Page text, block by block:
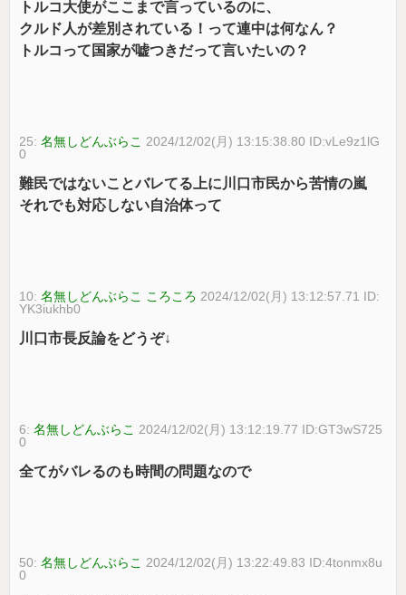
トルコ大使がここまで言っているのに、
クルド人が差別されている！って連中は何なん？
トルコって国家が嘘つきだって言いたいの？
25:名無しどんぶらこ 2024/12/02(月) 13:15:38.80 ID:vLe9z1lG
0
難民ではないことバレてる上に川口市民から苦情の嵐
それでも対応しない自治体って
10:名無しどんぶらこ ころころ 2024/12/02(月) 13:12:57.71 ID:
YK3iukhb0
川口市長反論をどうぞ↓
6:名無しどんぶらこ 2024/12/02(月) 13:12:19.77 ID:GT3wS725
0
全てがバレるのも時間の問題なので
50:名無しどんぶらこ 2024/12/02(月) 13:22:49.83 ID:4tonmx8u
0